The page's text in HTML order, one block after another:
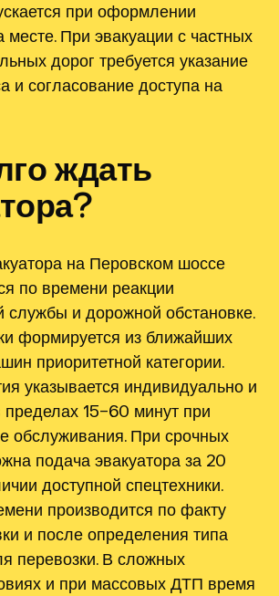
при оформлении
месте. При эвакуации с частных
дорог требуется указание
и согласование доступа на
ждать
на Перовском шоссе
по времени реакции
службы и дорожной обстановке.
формируется из ближайших
приоритетной категории.
указывается индивидуально и
пределах 15–60 минут при
обслуживания. При срочных
подача эвакуатора за 20
доступной спецтехники.
производится по факту
и после определения типа
перевозки. В сложных
и при массовых ДТП время